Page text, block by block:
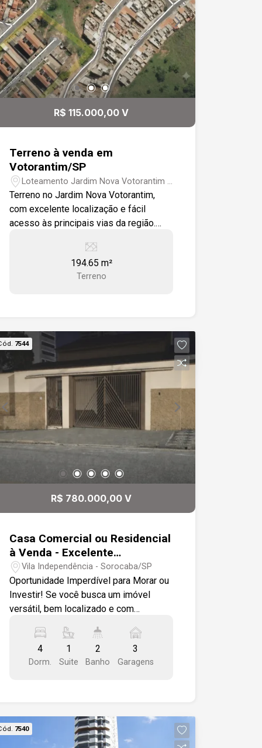
R$ 115.000,00 V
Terreno à venda em
Votorantim/SP
Loteamento Jardim Nova Votorantim -
Votorantim/SP
Terreno no Jardim Nova Votorantim,
com excelente localização e fácil
acesso às principais vias da região.
verde -Fácil acesso à Avenida Pedro
Augusto Rangel -Fácil acesso à Estrada
194.65 m²
Terreno
7544
R$ 780.000,00 V
Casa Comercial ou Residencial
à Venda - Excelente
Localização na Zona Leste,
próximo ao Colégio Salesiano.
Vila Independência - Sorocaba/SP
Oportunidade Imperdível para Morar ou
Investir! Se você busca um imóvel
versátil, bem localizado e com
esta é a oportunidade ideal! Localizado
em uma região estratégica da Zona
Leste, com fácil acesso às principais
uso. Perfeito para residência ou para
quem deseja instalar clínicas,
4
Dorm.
1
Suite
2
Banho
3
Garagens
7540